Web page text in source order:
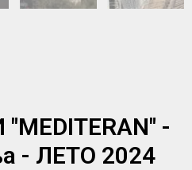
-
- ЛЕТО 2024